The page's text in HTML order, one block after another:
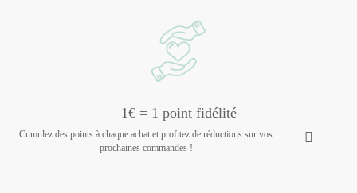
1€ = 1 point fidélité
Cumulez des points à chaque achat et profitez de réductions sur vos
prochaines commandes !